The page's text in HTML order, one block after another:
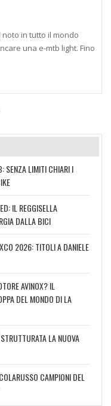
in tutto il mondo
una e-mtb light. Fino
SENZA LIMITI CHIARI I
IL REGGISELLA
DALLA BICI
2026: TITOLI A DANIELE
AVINOX? IL
DEL MONDO DI LA
LA NUOVA
CAMPIONI DEL